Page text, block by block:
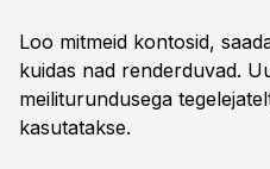
Loo mitmeid kontosid,
kuidas nad renderduvad.
meiliturundusega
kasutatakse.